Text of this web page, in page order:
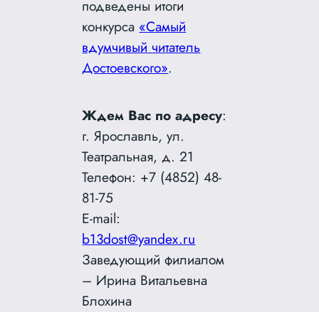
подведены итоги
конкурса «Самый
вдумчивый читатель
Достоевского».
Ждем Вас по адресу:
г. Ярославль, ул.
Театральная, д. 21
Телефон: +7 (4852) 48-
81-75
E-mail:
b13dost@yandex.ru
Заведующий филиалом
– Ирина Витальевна
Блохина